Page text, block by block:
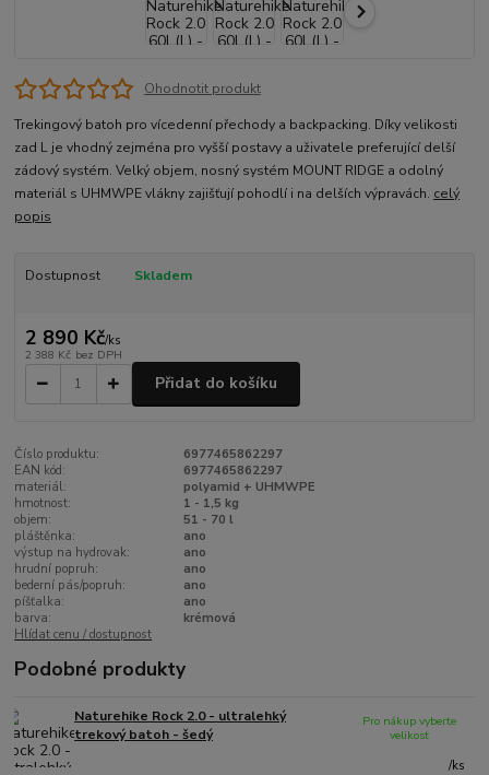
Ohodnotit produkt
Trekingový batoh pro vícedenní přechody a backpacking. Díky velikosti
zad L je vhodný zejména pro vyšší postavy a uživatele preferující delší
zádový systém. Velký objem, nosný systém MOUNT RIDGE a odolný
materiál s UHMWPE vlákny zajišťují pohodlí i na delších výpravách. celý
popis
Dostupnost Skladem
2 890 Kč/ks
2 388 Kč bez DPH
Přidat do košíku
Číslo produktu:
6977465862297
EAN kód:
6977465862297
materiál:
polyamid + UHMWPE
hmotnost:
1 - 1,5 kg
objem:
51 - 70 l
pláštěnka:
ano
výstup na hydrovak:
ano
hrudní popruh:
ano
bederní pás/popruh:
ano
píšťalka:
ano
barva:
krémová
Hlídat cenu / dostupnost
Podobné produkty
Naturehike Rock 2.0 - ultralehký
trekový batoh - šedý
/ks
Pro nákup vyberte
velikost